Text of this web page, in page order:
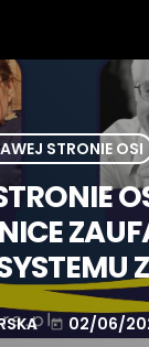
STRONIE OSI
today 02/06/